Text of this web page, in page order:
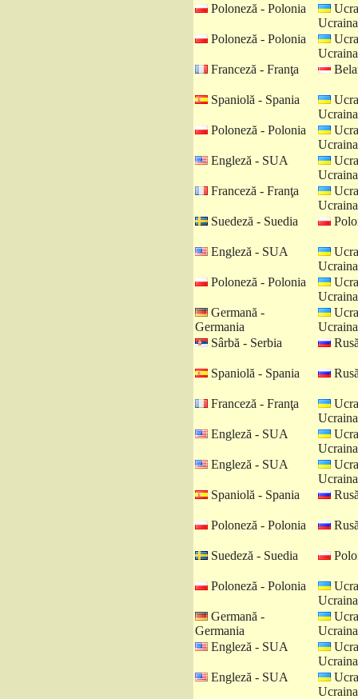
Poloneză - Polonia
Ucraina
Poloneză - Polonia
Ucraina
Franceză - Franţa
Spaniolă - Spania
Ucraina
Poloneză - Polonia
Ucraina
Engleză - SUA
Ucraina
Franceză - Franţa
Ucraina
Suedeză - Suedia
Engleză - SUA
Ucraina
Poloneză - Polonia
Ucraina
Germană -
Germania
Ucraina
Sârbă - Serbia
Spaniolă - Spania
Franceză - Franţa
Ucraina
Engleză - SUA
Ucraina
Engleză - SUA
Ucraina
Spaniolă - Spania
Poloneză - Polonia
Suedeză - Suedia
Poloneză - Polonia
Ucraina
Germană -
Germania
Ucraina
Engleză - SUA
Ucraina
Engleză - SUA
Ucraina